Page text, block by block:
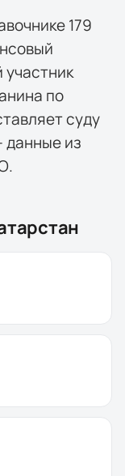
179
по
суду
из